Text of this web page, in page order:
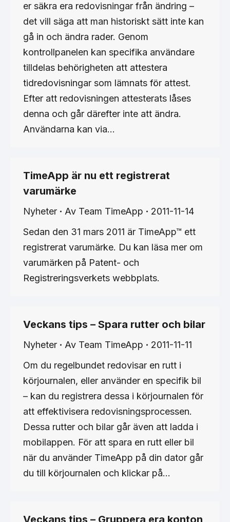
er säkra era redovisningar från ändring –
det vill säga att man historiskt sätt inte kan
gå in och ändra rader. Genom
kontrollpanelen kan specifika användare
tilldelas behörigheten att attestera
tidredovisningar som lämnats för attest.
Efter att redovisningen attesterats låses
denna och går därefter inte att ändra.
Användarna kan via…
TimeApp är nu ett registrerat
varumärke
Nyheter Av Team TimeApp
2011-11-14
Sedan den 31 mars 2011 är TimeApp™ ett
registrerat varumärke. Du kan läsa mer om
varumärken på Patent- och
Registreringsverkets webbplats.
Veckans tips – Spara rutter och bilar
Nyheter Av Team TimeApp
2011-11-11
Om du regelbundet redovisar en rutt i
körjournalen, eller använder en specifik bil
– kan du registrera dessa i körjournalen för
att effektivisera redovisningsprocessen.
Dessa rutter och bilar går även att ladda i
mobilappen. För att spara en rutt eller bil
när du använder TimeApp på din dator går
du till körjournalen och klickar på…
Veckans tips – Gruppera era konton